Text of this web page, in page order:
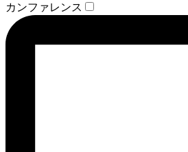
カンファレンス